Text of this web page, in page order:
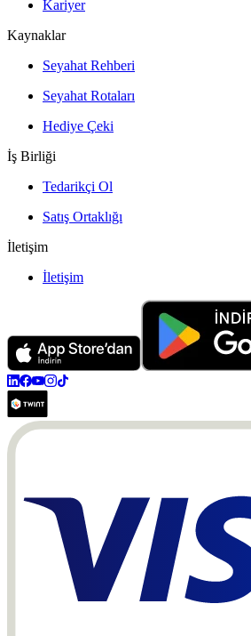
Kariyer
Kaynaklar
Seyahat Rehberi
Seyahat Rotaları
Hediye Çeki
İş Birliği
Tedarikçi Ol
Satış Ortaklığı
İletişim
İletişim